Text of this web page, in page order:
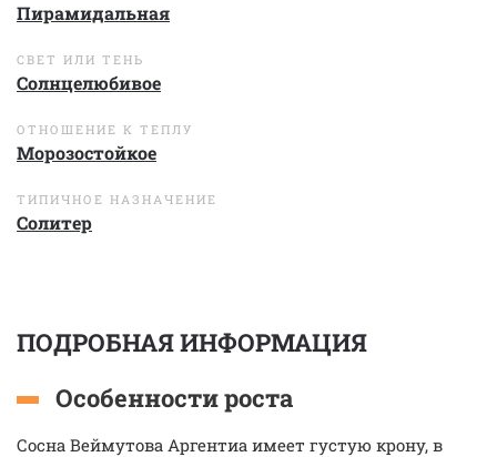
Пирамидальная
СВЕТ ИЛИ ТЕНЬ
Солнцелюбивое
ОТНОШЕНИЕ К ТЕПЛУ
Морозостойкое
ТИПИЧНОЕ НАЗНАЧЕНИЕ
Солитер
ПОДРОБНАЯ ИНФОРМАЦИЯ
Особенности роста
Сосна Веймутова Аргентиа имеет густую крону, в